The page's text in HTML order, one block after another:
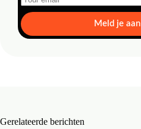
Meld je aan
Gerelateerde berichten